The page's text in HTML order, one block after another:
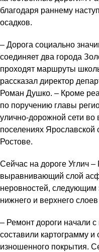
благодаря раннему
осадков.
– Дорога социально
соединяет два города
проходят маршруты
рассказал директор
Роман Душко. – Кроме
по поручению главы
улично-дорожной сети во
поселениях Ярославской
Ростове.
Сейчас на дороге Углич
выравнивающий слой
неровностей, следующим
нижнего и верхнего
– Ремонт дороги начали с
составили картограмму и
изношенного покрытия.